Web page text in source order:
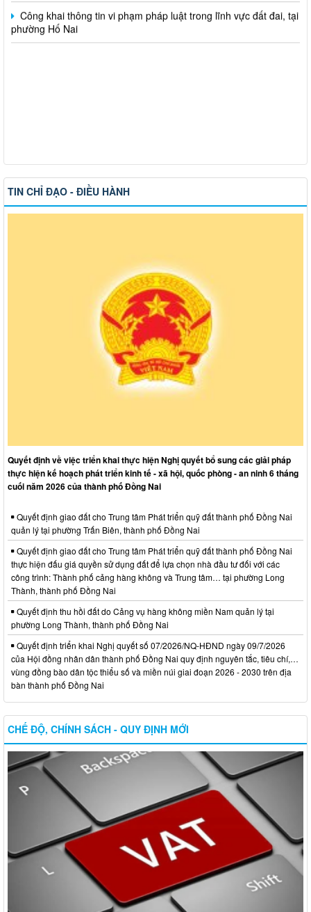
phường Hố Nai
TIN CHỈ ĐẠO - ĐIỀU HÀNH
Quyết định về việc triển khai thực hiện Nghị quyết bổ sung các giải pháp
thực hiện kế hoạch phát triển kinh tế - xã hội, quốc phòng - an ninh 6 tháng
cuối năm 2026 của thành phố Đồng Nai
Quyết định giao đất cho Trung tâm Phát triển quỹ đất thành phố Đồng Nai
quản lý tại phường Trấn Biên, thành phố Đồng Nai
Quyết định giao đất cho Trung tâm Phát triển quỹ đất thành phố Đồng Nai
thực hiện đấu giá quyền sử dụng đất để lựa chọn nhà đầu tư đối với các
công trình: Thành phố cảng hàng không và Trung tâm… tại phường Long
Thành, thành phố Đồng Nai
Quyết định thu hồi đất do Cảng vụ hàng không miền Nam quản lý tại
phường Long Thành, thành phố Đồng Nai
Quyết định triển khai Nghị quyết số 07/2026/NQ-HĐND ngày 09/7/2026
của Hội đồng nhân dân thành phố Đồng Nai quy định nguyên tắc, tiêu chí,…
vùng đồng bào dân tộc thiểu số và miền núi giai đoạn 2026 - 2030 trên địa
bàn thành phố Đồng Nai
CHẾ ĐỘ, CHÍNH SÁCH - QUY ĐỊNH MỚI